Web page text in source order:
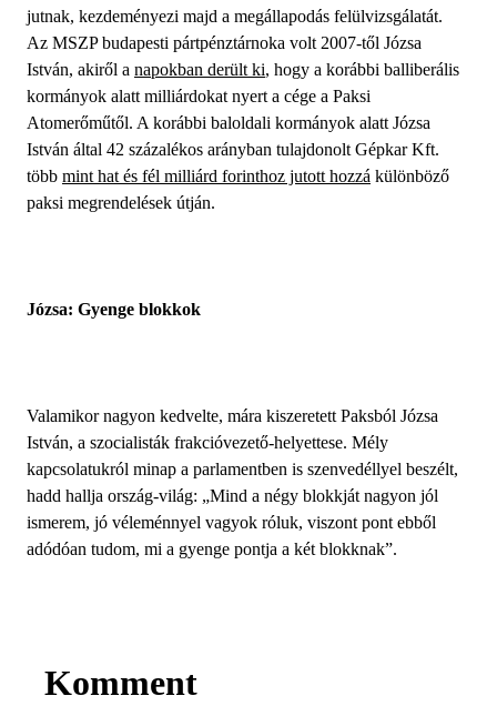
jutnak, kezdeményezi majd a megállapodás felülvizsgálatát.
Az MSZP budapesti pártpénztárnoka volt 2007-től Józsa
István, akiről a napokban derült ki, hogy a korábbi balliberális
kormányok alatt milliárdokat nyert a cége a Paksi
Atomerőműtől. A korábbi baloldali kormányok alatt Józsa
István által 42 százalékos arányban tulajdonolt Gépkar Kft.
több mint hat és fél milliárd forinthoz jutott hozzá különböző
paksi megrendelések útján.
Józsa: Gyenge blokkok
Valamikor nagyon kedvelte, mára kiszeretett Paksból Józsa
István, a szocialisták frakcióvezető-helyettese. Mély
kapcsolatukról minap a parlamentben is szenvedéllyel beszélt,
hadd hallja ország-világ: „Mind a négy blokkját nagyon jól
ismerem, jó véleménnyel vagyok róluk, viszont pont ebből
adódóan tudom, mi a gyenge pontja a két blokknak”.
Komment